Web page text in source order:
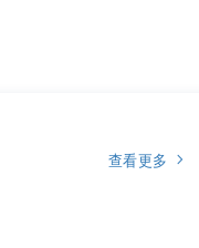
查看更多